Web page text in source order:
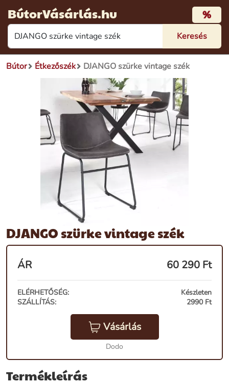
BútorVásárlás.hu %
Bútor Étkezőszék DJANGO szürke vintage szék
DJANGO szürke vintage szék
ÁR 60 290 Ft
ELÉRHETŐSÉG:
Készleten
SZÁLLÍTÁS:
2990 Ft
Vásárlás
Dodo
Termékleírás